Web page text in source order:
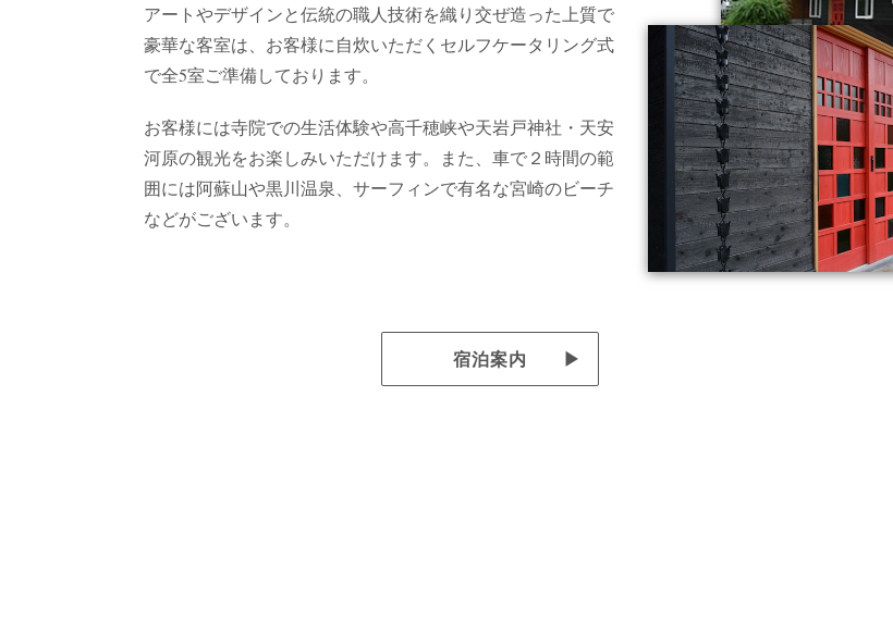
アートやデザインと伝統の職人技術を織り交ぜ造った上質で
豪華な客室は、お客様に自炊いただくセルフケータリング式
で全5室ご準備しております。
お客様には寺院での生活体験や高千穂峡や天岩戸神社・天安
河原の観光をお楽しみいただけます。また、車で２時間の範
囲には阿蘇山や黒川温泉、サーフィンで有名な宮崎のビーチ
などがございます。
宿泊案内